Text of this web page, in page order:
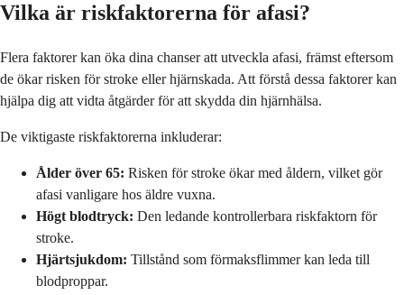
Vilka är riskfaktorerna för afasi?
Flera faktorer kan öka dina chanser att utveckla afasi, främst eftersom
de ökar risken för stroke eller hjärnskada. Att förstå dessa faktorer kan
hjälpa dig att vidta åtgärder för att skydda din hjärnhälsa.
De viktigaste riskfaktorerna inkluderar:
Ålder över 65: Risken för stroke ökar med åldern, vilket gör
afasi vanligare hos äldre vuxna.
Högt blodtryck: Den ledande kontrollerbara riskfaktorn för
stroke.
Hjärtsjukdom: Tillstånd som förmaksflimmer kan leda till
blodproppar.